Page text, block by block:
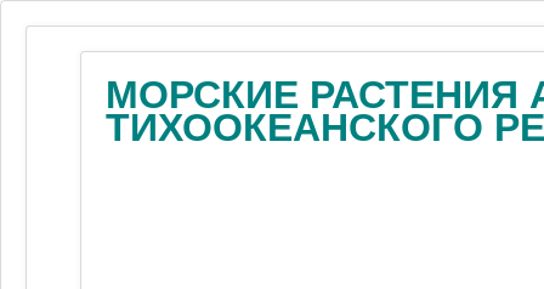
МОРСКИЕ РАСТЕНИЯ
ТИХООКЕАНСКОГО